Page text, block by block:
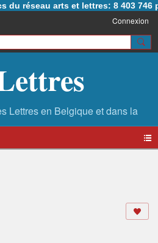
du réseau arts et lettres: 8 403 746
Connexion